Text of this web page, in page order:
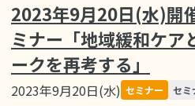
2023年9月20日(水)開
ミナー「地域緩和ケア
ークを再考する」
2023年9月20日(水) セミナー セミ